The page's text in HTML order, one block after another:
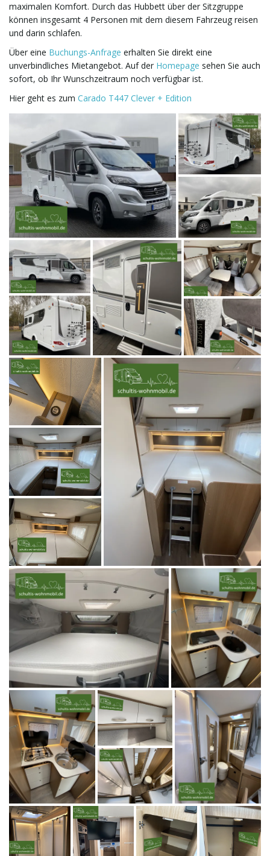
v
g
a
t
o
u
m
maximalen Komfort. Durch das Hubbett über der Sitzgruppe
können insgesamt 4 Personen mit dem diesem Fahrzeug reisen
und darin schlafen.
Über eine Buchungs-Anfrage erhalten Sie direkt eine
unverbindliches Mietangebot. Auf der Homepage sehen Sie auch
sofort, ob Ihr Wunschzeitraum noch verfügbar ist.
Hier geht es zum Carado T447 Clever + Edition